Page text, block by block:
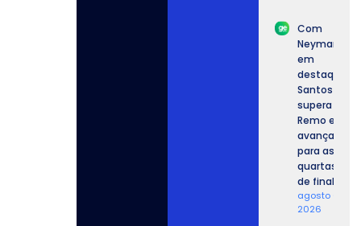
Com
Neymar
em
destaque,
Santos
supera o
Remo e
avança
para as
quartas
de final.
agosto 6,
2026